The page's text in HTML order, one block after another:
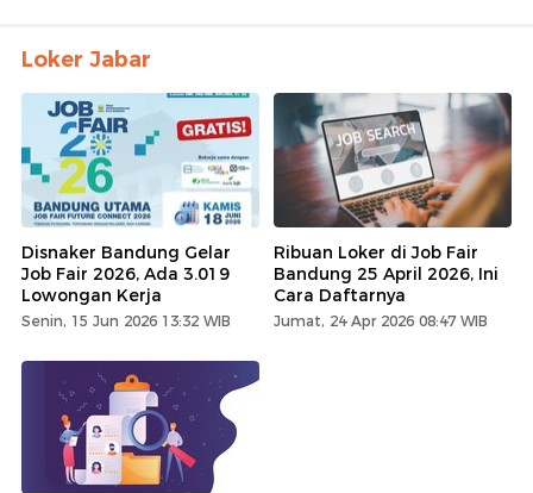
Loker Jabar
Disnaker Bandung Gelar
Job Fair 2026, Ada 3.019
Lowongan Kerja
Senin, 15 Jun 2026 13:32 WIB
Ribuan Loker di Job Fair
Bandung 25 April 2026, Ini
Cara Daftarnya
Jumat, 24 Apr 2026 08:47 WIB